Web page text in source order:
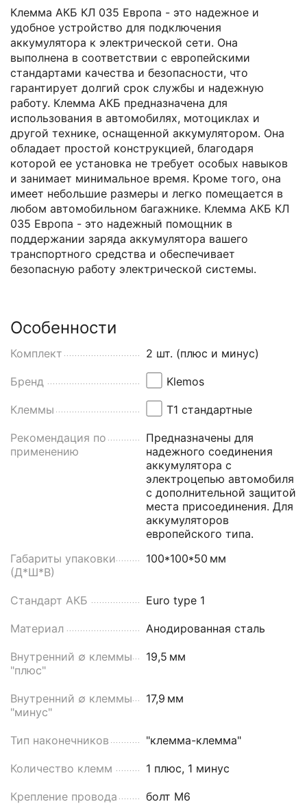
Клемма АКБ КЛ 035 Европа - это надежное и
удобное устройство для подключения
аккумулятора к электрической сети. Она
выполнена в соответствии с европейскими
стандартами качества и безопасности, что
гарантирует долгий срок службы и надежную
работу. Клемма АКБ предназначена для
использования в автомобилях, мотоциклах и
другой технике, оснащенной аккумулятором. Она
обладает простой конструкцией, благодаря
которой ее установка не требует особых навыков
и занимает минимальное время. Кроме того, она
имеет небольшие размеры и легко помещается в
любом автомобильном багажнике. Клемма АКБ КЛ
035 Европа - это надежный помощник в
поддержании заряда аккумулятора вашего
транспортного средства и обеспечивает
безопасную работу электрической системы.
Особенности
Комплект 2 шт. (плюс и минус)
Бренд Klemos
Клеммы Т1 стандартные
Рекомендация по
применению
Предназначены для
надежного соединения
аккумулятора с
электроцепью автомобиля
с дополнительной защитой
места присоединения. Для
аккумуляторов
европейского типа.
Габариты упаковки
(Д*Ш*В)
100*100*50 мм
Стандарт АКБ Euro type 1
Материал Анодированная сталь
Внутренний ∅ клеммы
"плюс"
19,5 мм
Внутренний ∅ клеммы
"минус"
17,9 мм
Тип наконечников "клемма-клемма"
Количество клемм 1 плюс, 1 минус
Крепление провода болт М6